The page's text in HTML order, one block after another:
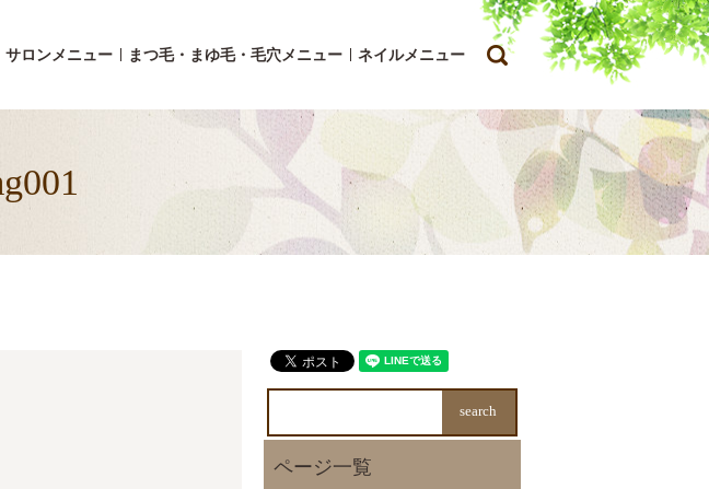
サロンメニュー まつ毛・まゆ毛・毛穴メニュー ネイルメニュー search